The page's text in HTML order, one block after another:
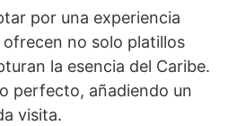
por una experiencia
no solo platillos
la esencia del Caribe.
perfecto, añadiendo un
visita.